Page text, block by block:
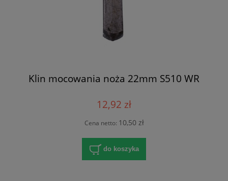
Klin mocowania noża 22mm S510 WR
12,92 zł
Cena netto: 10,50 zł
do koszyka